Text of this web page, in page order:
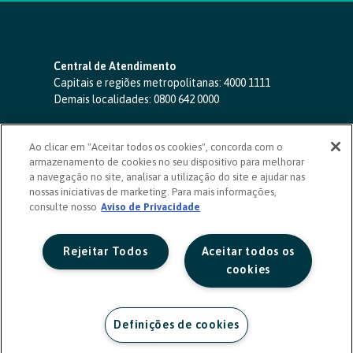
Central de Atendimento
Capitais e regiões metropolitanas: 4000 1111
Demais localidades: 0800 642 0000
SAC 24 horas-0800 724 4420
Ouvidoria
0800 725 0996
(de segunda a sexta, das 8h às 20h)
ouvidoriasicoob.com.br
Deficientes auditivos ou de fala
Ao clicar em "Aceitar todos os cookies", concorda com o
armazenamento de cookies no seu dispositivo para melhorar
a navegação no site, analisar a utilização do site e ajudar nas
nossas iniciativas de marketing. Para mais informações,
consulte nosso Aviso de Privacidade
Aceitar todos os
cookies
Rejeitar Todos
Definições de cookies